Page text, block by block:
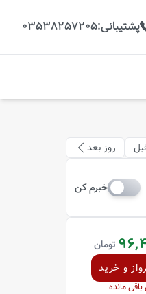
پشتیبانی:
03538257205
روز بعد
خبرم کن
تومان
و خرید
مانده